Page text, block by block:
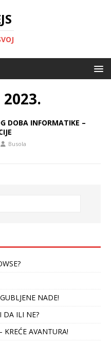
DOBA INFORMATIKE –
Busola
NADE!
DA ILI NE?
AVANTURA!